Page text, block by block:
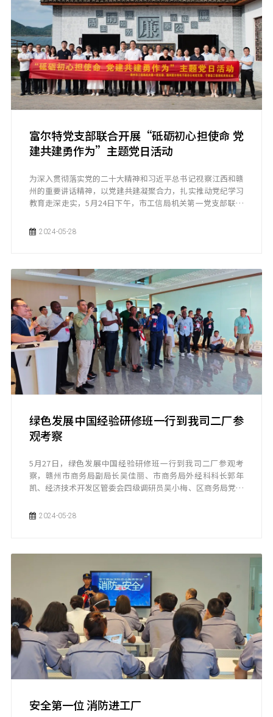
富尔特党支部联合开展“砥砺初心担使命 党
建共建勇作为”主题党日活动
为深入贯彻落实党的二十大精神和习近平总书记视察江西和赣
州的重要讲话精神，以党建共建凝聚合力，扎实推动党纪学习
教育走深走实，5月24日下午，市工信局机关第一党支部联合
部在于都县开展“砥砺初心担使命 党建共建勇作为”主题党
日活动。
2024-05-28
绿色发展中国经验研修班一行到我司二厂参
观考察
5月27日，绿色发展中国经验研修班一行到我司二厂参观考
察，赣州市商务局副局长吴佳丽、市商务局外经科科长郭年
凯、经济技术开发区管委会四级调研员吴小梅、区商务局党组
2024-05-28
安全第一位 消防进工厂